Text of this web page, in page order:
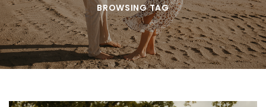
BROWSING TAG